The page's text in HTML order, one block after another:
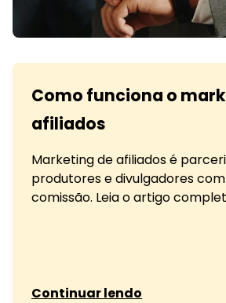
Como funciona o
afiliados
Marketing de afiliados é
produtores e divulgadores
comissão. Leia o artigo
Continuar lendo